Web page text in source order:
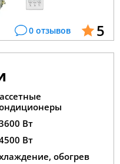
0 отзывов 5
Вт
Вт
обогрев